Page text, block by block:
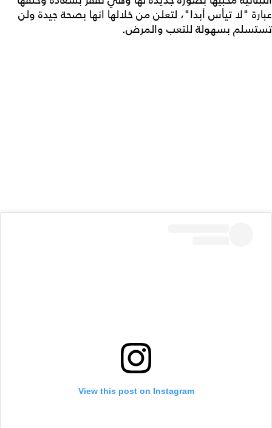
عبارة "لا تيأس أبدا"، لتعلن من خلالها انها بصحة جيدة ولن
تستسلم بسهولة للتعب والمرض.
View this post on Instagram